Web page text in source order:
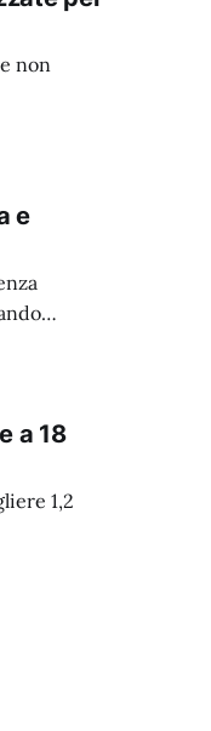
non
e
a 18
1,2